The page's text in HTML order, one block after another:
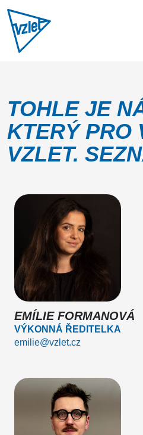
TOHLE JE
KTERÝ PRO
VZLET.
EMÍLIE FORMANOVÁ
VÝKONNÁ ŘEDITELKA
emilie@vzlet.cz